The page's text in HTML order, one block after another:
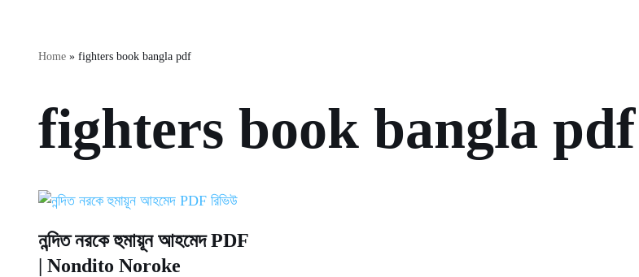
Home » fighters book bangla pdf
fighters book bangla pdf
নন্দিত নরকে হুমায়ূন আহমেদ PDF
| Nondito Noroke